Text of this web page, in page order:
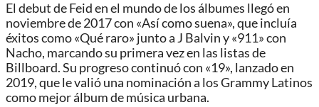
El debut de Feid en el mundo de los álbumes llegó en
noviembre de 2017 con «Así como suena», que incluía
éxitos como «Qué raro» junto a J Balvin y «911» con
Nacho, marcando su primera vez en las listas de
Billboard. Su progreso continuó con «19», lanzado en
2019, que le valió una nominación a los Grammy Latinos
como mejor álbum de música urbana.